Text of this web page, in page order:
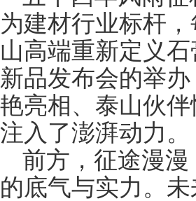
为建材行业标杆
山高端重新定义
新品发布会的举
艳亮相、泰山伙
注入了澎湃动力。
前方，征途漫
的底气与实力。